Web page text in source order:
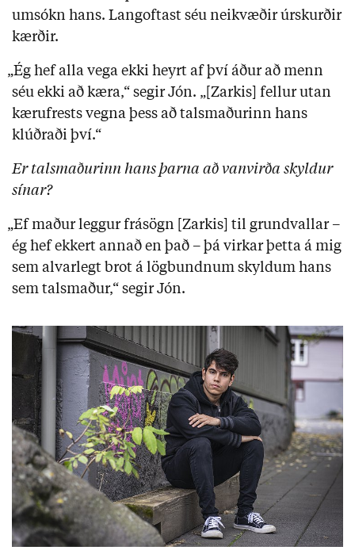
umsókn hans. Langoftast séu neikvæðir úrskurðir
kærðir.
„Ég hef alla vega ekki heyrt af því áður að menn
séu ekki að kæra,“ segir Jón. „[Zarkis] fellur utan
kærufrests vegna þess að talsmaðurinn hans
klúðraði því.“
Er talsmaðurinn hans þarna að vanvirða skyldur
sínar?
„Ef maður leggur frásögn [Zarkis] til grundvallar –
ég hef ekkert annað en það – þá virkar þetta á mig
sem alvarlegt brot á lögbundnum skyldum hans
sem talsmaður,“ segir Jón.